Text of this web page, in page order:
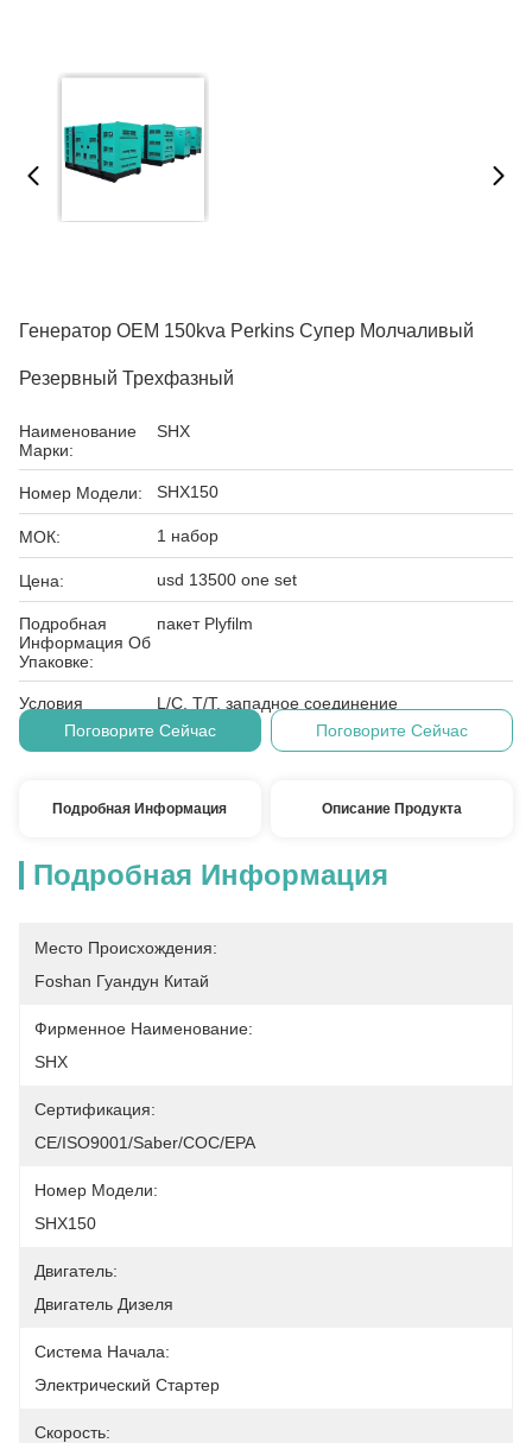
Генератор OEM 150kva Perkins Супер Молчаливый
Резервный Трехфазный
Наименование
Марки:
SHX
Номер Модели: SHX150
МОК: 1 набор
Цена: usd 13500 one set
Подробная
Информация Об
Упаковке:
пакет Plyfilm
Условия
Оплаты:
L/C, T/T, западное соединение
Поговорите Сейчас
Поговорите Сейчас
Подробная Информация Описание Продукта
Подробная Информация
Место Происхождения:
Foshan Гуандун Китай
Фирменное Наименование:
SHX
Сертификация:
CE/ISO9001/Saber/COC/EPA
Номер Модели:
SHX150
Двигатель:
Двигатель Дизеля
Система Начала:
Электрический Стартер
Скорость: